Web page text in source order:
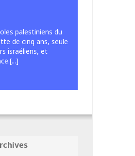
palestiniens du
de cinq ans, seule
israéliens, et